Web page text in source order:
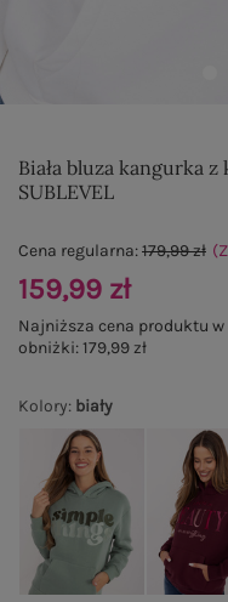
Biała bluza kangurka
SUBLEVEL
Kolory: biały
Cena regularna:179,99 zł
159,99 zł
Najniższa cena produktu
obniżki:179,99 zł